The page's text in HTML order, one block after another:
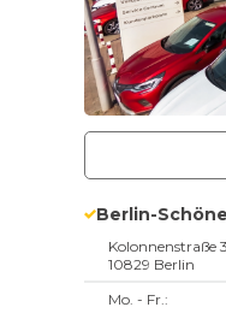
Berlin-
Kolonnenstraße
10829 Berlin
Mo. - Fr.: